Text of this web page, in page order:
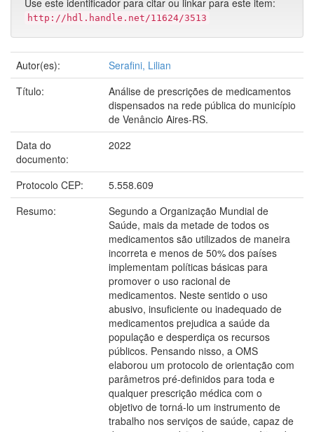
Use este identificador para citar ou linkar para este item:
http://hdl.handle.net/11624/3513
Autor(es):
Serafini, Lilian
Título:
Análise de prescrições de medicamentos
dispensados na rede pública do município
de Venâncio Aires-RS.
Data do
documento:
2022
Protocolo CEP:
5.558.609
Resumo:
Segundo a Organização Mundial de
Saúde, mais da metade de todos os
medicamentos são utilizados de maneira
incorreta e menos de 50% dos países
implementam políticas básicas para
promover o uso racional de
medicamentos. Neste sentido o uso
abusivo, insuficiente ou inadequado de
medicamentos prejudica a saúde da
população e desperdiça os recursos
públicos. Pensando nisso, a OMS
elaborou um protocolo de orientação com
parâmetros pré-definidos para toda e
qualquer prescrição médica com o
objetivo de torná-lo um instrumento de
trabalho nos serviços de saúde, capaz de